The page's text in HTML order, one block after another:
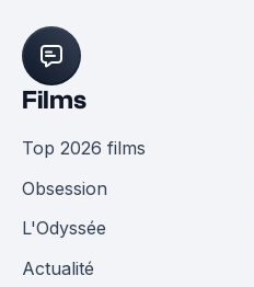
Films
Top 2026 films
Obsession
L'Odyssée
Actualité